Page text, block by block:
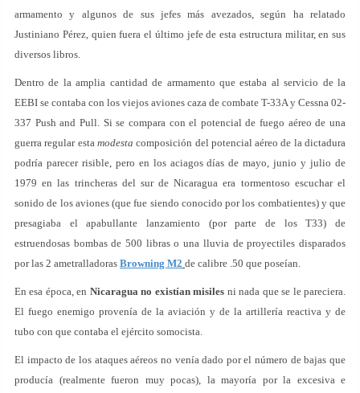
armamento y algunos de sus jefes más avezados, según ha relatado
Justiniano Pérez, quien fuera el último jefe de esta estructura militar, en sus
diversos libros.
Dentro de la amplia cantidad de armamento que estaba al servicio de la
EEBI se contaba con los viejos aviones caza de combate T-33A y Cessna 02-
337 Push and Pull. Si se compara con el potencial de fuego aéreo de una
guerra regular esta modesta composición del potencial aéreo de la dictadura
podría parecer risible, pero en los aciagos días de mayo, junio y julio de
1979 en las trincheras del sur de Nicaragua era tormentoso escuchar el
sonido de los aviones (que fue siendo conocido por los combatientes) y que
presagiaba el apabullante lanzamiento (por parte de los T33) de
estruendosas bombas de 500 libras o una lluvia de proyectiles disparados
por las 2 ametralladoras Browning M2 de calibre .50 que poseían.
En esa época, en Nicaragua no existían misiles ni nada que se le pareciera.
El fuego enemigo provenía de la aviación y de la artillería reactiva y de
tubo con que contaba el ejército somocista.
El impacto de los ataques aéreos no venía dado por el número de bajas que
producía (realmente fueron muy pocas), la mayoría por la excesiva e